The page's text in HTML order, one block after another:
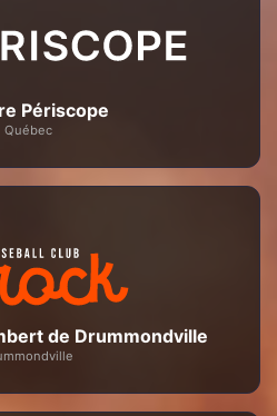
Périscope
Québec
de Drummondville